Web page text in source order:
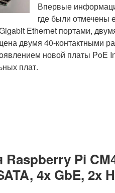
Впервые
где были отмечены
Ethernet портами,
двумя 40-контактными
новой платы PoE
плат.
Pi
4x GbE, 2x